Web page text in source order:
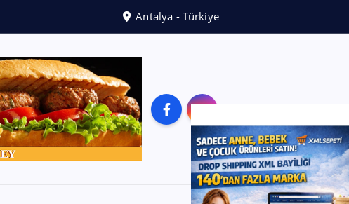
Antalya - Türkiye